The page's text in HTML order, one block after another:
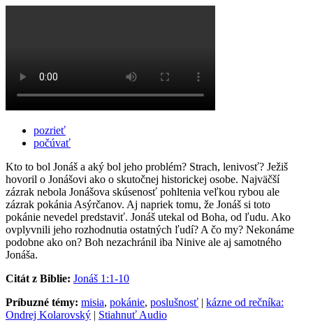
pozrieť
počúvať
Kto to bol Jonáš a aký bol jeho problém? Strach, lenivosť? Ježiš
hovoril o Jonášovi ako o skutočnej historickej osobe. Najväčší
zázrak nebola Jonášova skúsenosť pohltenia veľkou rybou ale
zázrak pokánia Asýrčanov. Aj napriek tomu, že Jonáš si toto
pokánie nevedel predstaviť. Jonáš utekal od Boha, od ľudu. Ako
ovplyvnili jeho rozhodnutia ostatných ľudí? A čo my? Nekonáme
podobne ako on? Boh nezachránil iba Ninive ale aj samotného
Jonáša.
Citát z Biblie: Jonáš 1:1-10
Príbuzné témy: misia, pokánie, poslušnosť | kázne od rečníka:
Ondrej Kolarovský | Stiahnuť Audio